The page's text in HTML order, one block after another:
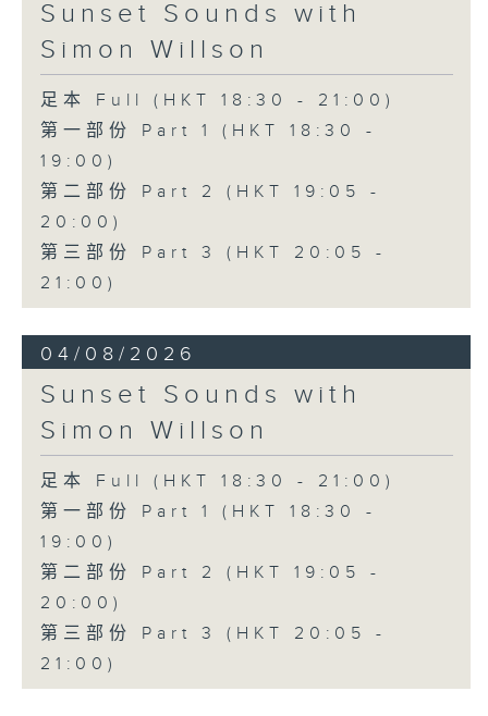
Sunset Sounds with
Simon Willson
足本 Full (HKT 18:30 - 21:00)
第一部份 Part 1 (HKT 18:30 -
19:00)
第二部份 Part 2 (HKT 19:05 -
20:00)
第三部份 Part 3 (HKT 20:05 -
21:00)
04/08/2026
Sunset Sounds with
Simon Willson
足本 Full (HKT 18:30 - 21:00)
第一部份 Part 1 (HKT 18:30 -
19:00)
第二部份 Part 2 (HKT 19:05 -
20:00)
第三部份 Part 3 (HKT 20:05 -
21:00)